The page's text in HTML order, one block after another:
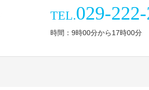
TEL.029-
時間：9時00分から17時00分